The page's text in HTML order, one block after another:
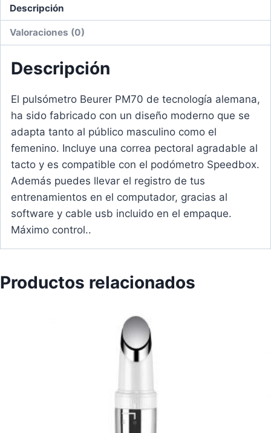
Descripción
Valoraciones (0)
Descripción
El pulsómetro Beurer PM70 de tecnología alemana,
ha sido fabricado con un diseño moderno que se
adapta tanto al público masculino como el
femenino. Incluye una correa pectoral agradable al
tacto y es compatible con el podómetro Speedbox.
Además puedes llevar el registro de tus
entrenamientos en el computador, gracias al
software y cable usb incluido en el empaque.
Máximo control..
Productos relacionados